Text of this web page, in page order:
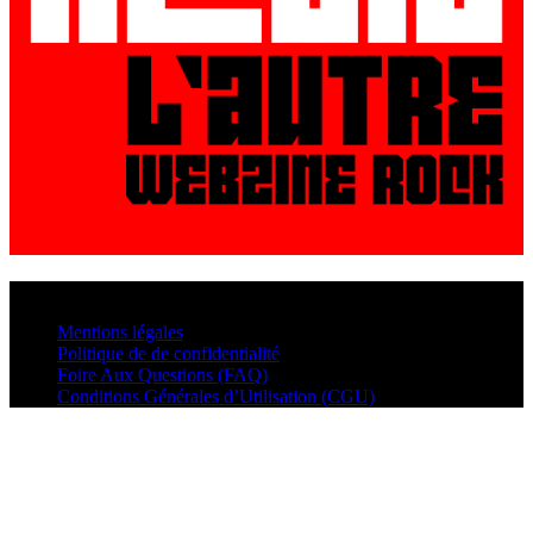
Mentions légales
Politique de de confidentialité
Foire Aux Questions (FAQ)
Conditions Générales d’Utilisation (CGU)